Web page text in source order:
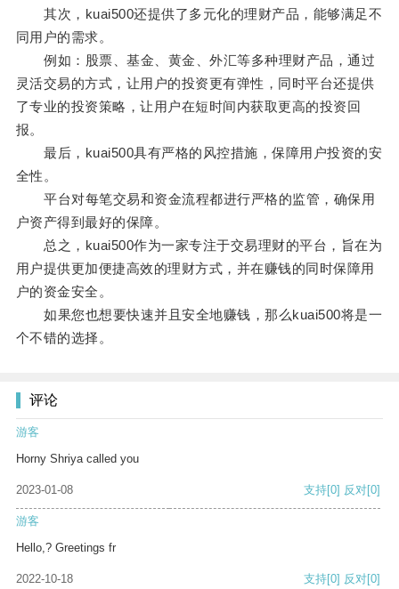
其次，kuai500还提供了多元化的理财产品，能够满足不
同用户的需求。
例如：股票、基金、黄金、外汇等多种理财产品，通过
灵活交易的方式，让用户的投资更有弹性，同时平台还提供
了专业的投资策略，让用户在短时间内获取更高的投资回
报。
最后，kuai500具有严格的风控措施，保障用户投资的安
全性。
平台对每笔交易和资金流程都进行严格的监管，确保用
户资产得到最好的保障。
总之，kuai500作为一家专注于交易理财的平台，旨在为
用户提供更加便捷高效的理财方式，并在赚钱的同时保障用
户的资金安全。
如果您也想要快速并且安全地赚钱，那么kuai500将是一
个不错的选择。
评论
游客
Horny Shriya called you
2023-01-08 支持[0] 反对[0]
游客
Hello,? Greetings fr
2022-10-18 支持[0] 反对[0]